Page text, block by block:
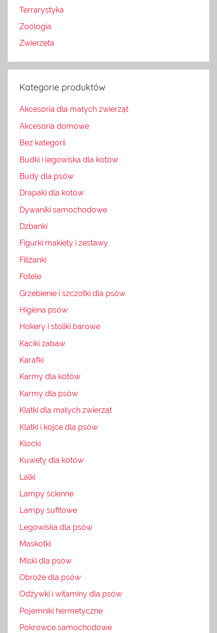
Terrarystyka
Zoologia
Zwierzęta
Kategorie produktów
Akcesoria dla małych zwierząt
Akcesoria domowe
Bez kategorii
Budki i legowiska dla kotów
Budy dla psów
Drapaki dla kotów
Dywaniki samochodowe
Dzbanki
Figurki makiety i zestawy
Filiżanki
Fotele
Grzebienie i szczotki dla psów
Higiena psów
Hokery i stoliki barowe
Kąciki zabaw
Karafki
Karmy dla kotów
Karmy dla psów
Klatki dla małych zwierząt
Klatki i kojce dla psów
Klocki
Kuwety dla kotów
Lalki
Lampy ścienne
Lampy sufitowe
Legowiska dla psów
Maskotki
Miski dla psów
Obroże dla psów
Odżywki i witaminy dla psów
Pojemniki hermetyczne
Pokrowce samochodowe